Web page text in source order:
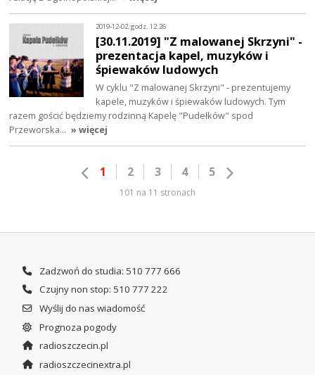
2019-12-02, godz. 12:26
[30.11.2019] "Z malowanej Skrzyni" -
prezentacja kapel, muzyków i
śpiewaków ludowych
W cyklu "Z malowanej Skrzyni" - prezentujemy
kapele, muzyków i śpiewaków ludowych. Tym
razem gościć będziemy rodzinną Kapelę "Pudełków" spod
Przeworska… » więcej
1 2 3 4 5
101 na 11 stronach
Zadzwoń do studia: 510 777 666
Czujny non stop: 510 777 222
Wyślij do nas wiadomość
Prognoza pogody
radioszczecin.pl
radioszczecinextra.pl